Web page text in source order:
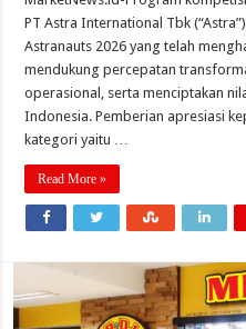
PT Astra International Tbk
Astranauts 2026 yang telah
mendukung percepatan
operasional, serta menciptakan
Indonesia. Pemberian apresiasi
kategori yaitu …
Read More »